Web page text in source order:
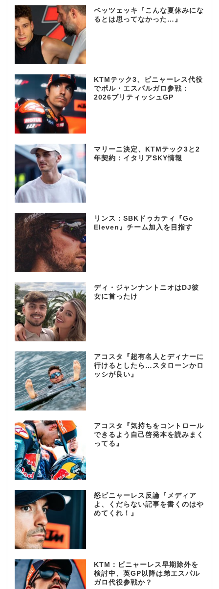
ベッツェッキ『こんな夏休みにな
るとは思ってなかった…』
KTMテック3、ビニャーレス代役
でポル・エスパルガロ参戦：
2026ブリティッシュGP
マリーニ決定、KTMテック3と2
年契約：イタリアSKY情報
リンス：SBKドゥカティ『Go
Eleven』チーム加入を目指す
ディ・ジャンナントニオはDJ彼
女に首ったけ
アコスタ『超有名人とディナーに
行けるとしたら…スタローンかロ
ッシが良い』
アコスタ『気持ちをコントロール
できるよう自己啓発本を読みまく
ってる』
怒ビニャーレス反論『メディア
よ、くだらない記事を書くのはや
めてくれ！』
KTM：ビニャーレス早期除外を
検討中、英GP以降は弟エスパル
ガロ代役参戦か？